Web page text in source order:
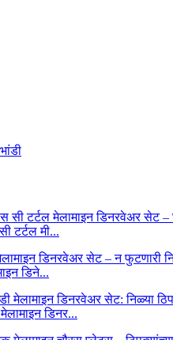
टर्टल मी...
डिने...
डिनर...